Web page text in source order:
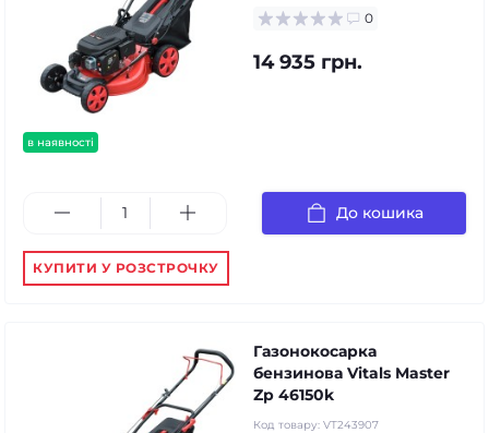
в наявності
0
14 935 грн.
До кошика
КУПИТИ У РОЗСТРОЧКУ
Газонокосарка
бензинова Vitals Master
Zp 46150k
Код товару: VT243907